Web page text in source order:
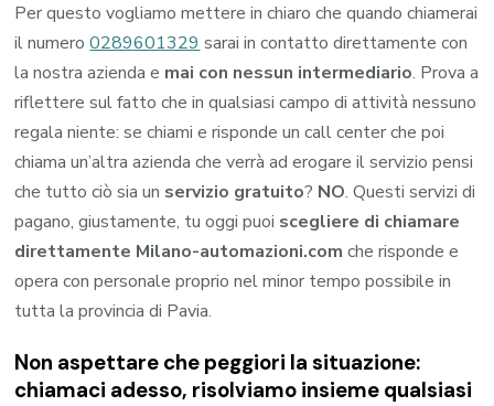
Per questo vogliamo mettere in chiaro che quando chiamerai
il numero0289601329 sarai in contatto direttamente con
la nostra azienda e mai con nessun intermediario. Prova a
riflettere sul fatto che in qualsiasi campo di attività nessuno
regala niente: se chiami e risponde un call center che poi
chiama un’altra azienda che verrà ad erogare il servizio pensi
che tutto ciò sia un servizio gratuito? NO. Questi servizi di
pagano, giustamente, tu oggi puoi scegliere di chiamare
direttamente Milano-automazioni.com che risponde e
opera con personale proprio nel minor tempo possibile in
tutta la provincia di Pavia.
Non aspettare che peggiori la situazione:
chiamaci adesso, risolviamo insieme qualsiasi